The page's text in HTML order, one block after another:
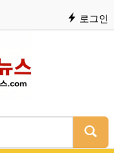
로그인